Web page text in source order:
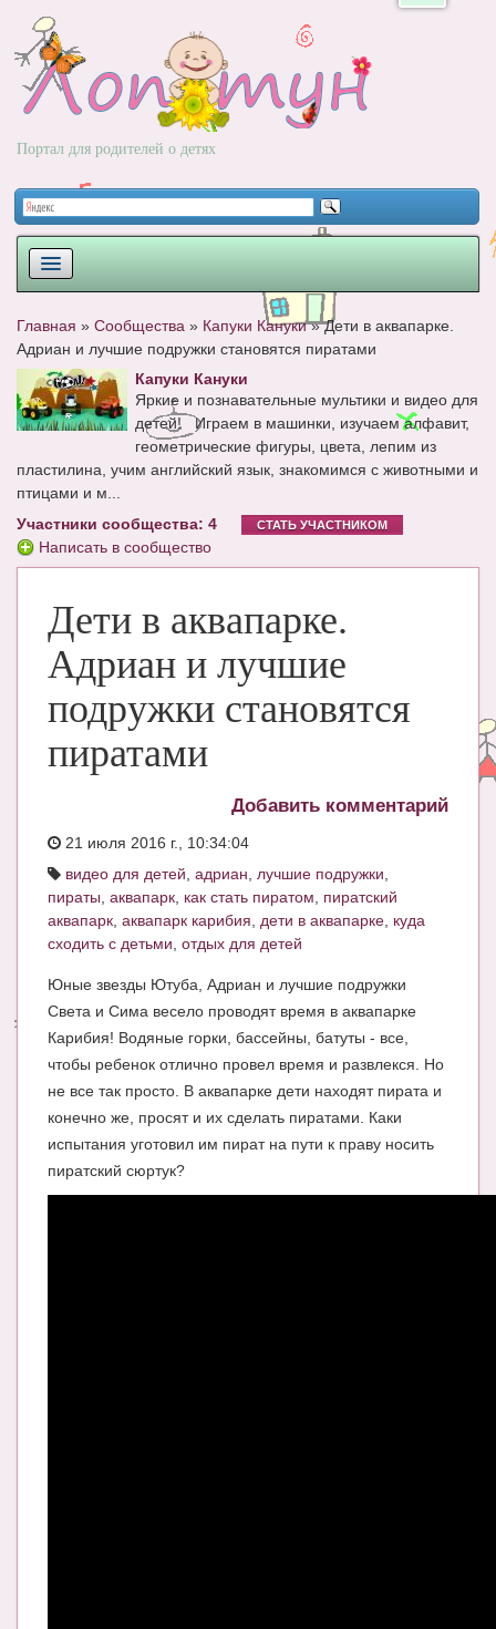
Портал для родителей о детях
РОДЫ
НОВОРОЖДЕННЫЙ
ВОПРОС-ОТВЕТ
ЧАТ
КНИГИ
Рекомендовано
Сказки
ЗДОРОВЬЕ
МОДА И КРАСОТА
БЛОГИ
БЕРЕМЕННОСТЬ
Календарь беременности
Энциклопедия
МАМИНА БИБЛИОТЕКА
Имена. Святцы
Энциклопедия беременных
Мамина энциклопедия
Главная » Сообщества » Капуки Кануки»Дети в аквапарке.
Адриан и лучшие подружки становятся пиратами
Капуки Кануки
Яркие и познавательные мультики и видео для
детей! Играем в машинки, изучаем алфавит,
геометрические фигуры, цвета, лепим из
пластилина, учим английский язык, знакомимся с животными и
птицами и м...
Участники сообщества: 4
СТАТЬ УЧАСТНИКОМ
Написать в сообщество
Дети в аквапарке.
Адриан и лучшие
подружки становятся
пиратами
Добавить комментарий
21 июля 2016 г., 10:34:04
видео для детей адриан лучшие подружки
пираты аквапарк как стать пиратом
пиратский
аквапарк аквапарк карибия дети в аквапарке куда
сходить с детьми отдых для детей
Юные звезды Ютуба, Адриан и лучшие подружки
Света и Сима весело проводят время в аквапарке
Карибия! Водяные горки, бассейны, батуты - все,
чтобы ребенок отлично провел время и развлекся. Но
не все так просто. В аквапарке дети находят пирата и
конечно же, просят и их сделать пиратами. Каки
испытания уготовил им пират на пути к праву носить
пиратский сюртук?